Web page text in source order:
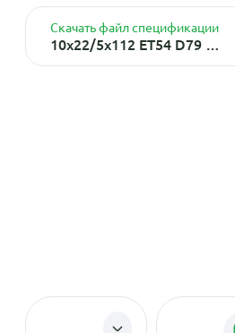
Скачать файл спецификации
10x22/5x112 ET54 D79 Hyper XT HLT Star Graphite Diamond Lip